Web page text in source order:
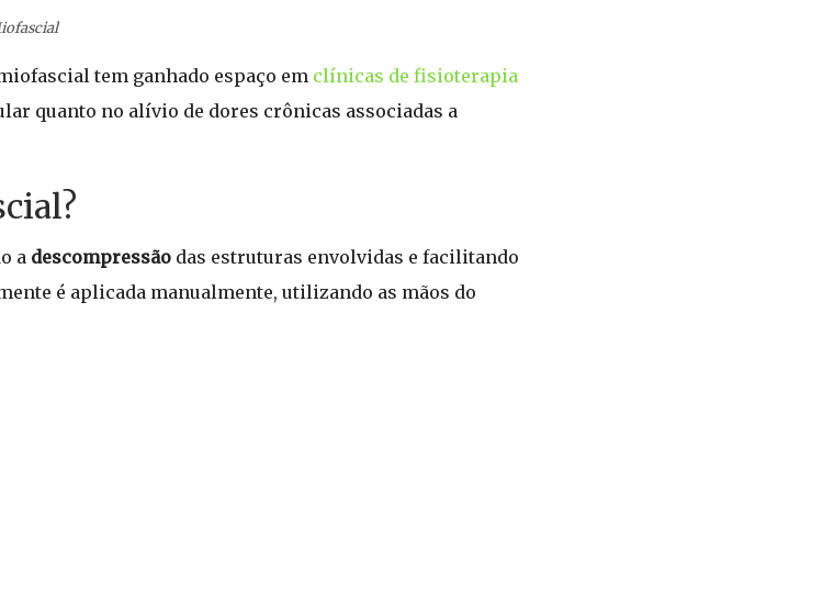
tem ganhado espaço em clínicas de fisioterapia
quanto no alívio de dores crônicas associadas a
a descompressão das estruturas envolvidas e facilitando
é aplicada manualmente, utilizando as mãos do